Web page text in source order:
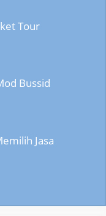
Tour
Bussid
Jasa